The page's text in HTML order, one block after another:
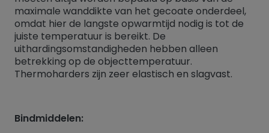
maximale wanddikte van het gecoate onderdeel,
omdat hier de langste opwarmtijd nodig is tot de
juiste temperatuur is bereikt. De
uithardingsomstandigheden hebben alleen
betrekking op de objecttemperatuur.
Thermoharders zijn zeer elastisch en slagvast.
Bindmiddelen: